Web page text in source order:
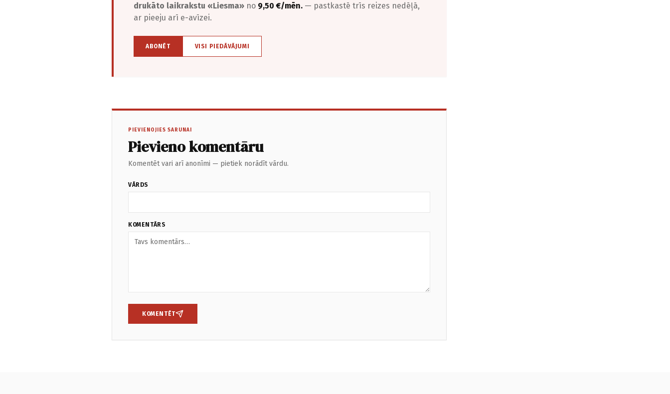
drukāto laikrakstu «Liesma» no 9,50 €/mēn. — pastkastē trīs reizes nedēļā,
ar pieeju arī e-avīzei.
ABONĒT VISI PIEDĀVĀJUMI
PIEVIENOJIES SARUNAI
Pievieno komentāru
Komentēt vari arī anonīmi — pietiek norādīt vārdu.
VĀRDS
KOMENTĀRS
KOMENTĒT